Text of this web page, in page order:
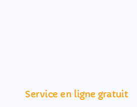
Service en ligne gratuit